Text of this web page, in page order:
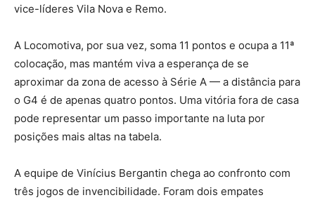
vice-líderes Vila Nova e Remo.
A Locomotiva, por sua vez, soma 11 pontos e ocupa a 11ª
colocação, mas mantém viva a esperança de se
aproximar da zona de acesso à Série A — a distância para
o G4 é de apenas quatro pontos. Uma vitória fora de casa
pode representar um passo importante na luta por
posições mais altas na tabela.
A equipe de Vinícius Bergantin chega ao confronto com
três jogos de invencibilidade. Foram dois empates